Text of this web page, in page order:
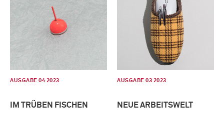
AUSGABE 04 2023
IM TRÜBEN FISCHEN
AUSGABE 03 2023
NEUE ARBEITSWELT